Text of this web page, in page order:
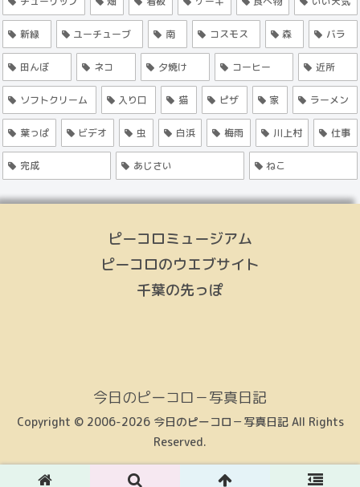
新緑 ユーチューブ 南 コスモス 森 バラ
田んぼ ネコ 夕焼け コーヒー 近所
ソフトクリーム 入り口 猫 ピザ 家 ラーメン
葉っぱ ビデオ 虫 白浜 梅雨 川上村 仕事
完成 あじさい ねこ
ピーコロミュージアム
ピーコロのウエブサイト
千葉の先っぽ
今日のピーコロ－写真日記
Copyright © 2006-2026 今日のピーコロ－写真日記 All Rights
Reserved.